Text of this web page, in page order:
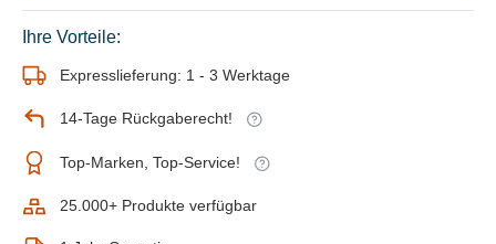
Ihre Vorteile:
Expresslieferung: 1 - 3 Werktage
14-Tage Rückgaberecht!
Top-Marken, Top-Service!
25.000+ Produkte verfügbar